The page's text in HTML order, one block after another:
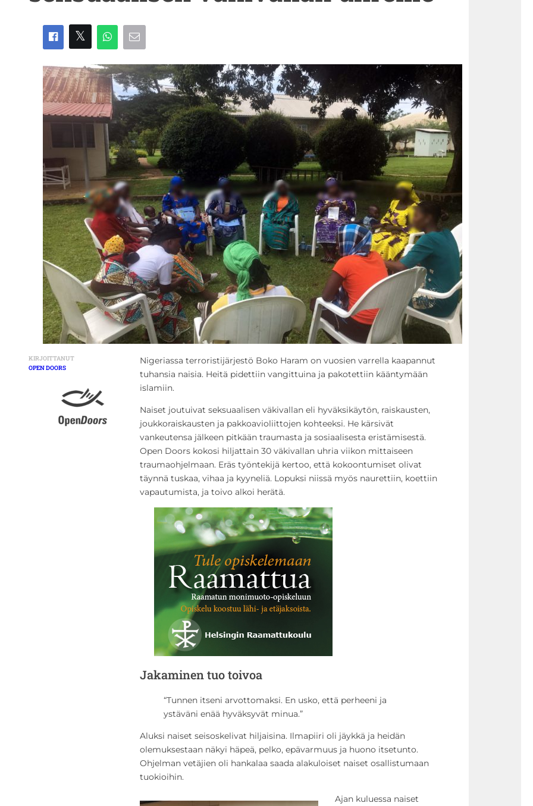
KIRJOITTANUT
OPEN DOORS
Nigeriassa terroristijärjestö Boko Haram on vuosien varrella kaapannut
tuhansia naisia. Heitä pidettiin vangittuina ja pakotettiin kääntymään
islamiin.
Naiset joutuivat seksuaalisen väkivallan eli hyväksikäytön, raiskausten,
joukkoraiskausten ja pakkoavioliittojen kohteeksi. He kärsivät
vankeutensa jälkeen pitkään traumasta ja sosiaalisesta eristämisestä.
Open Doors kokosi hiljattain 30 väkivallan uhria viikon mittaiseen
traumaohjelmaan. Eräs työntekijä kertoo, että kokoontumiset olivat
täynnä tuskaa, vihaa ja kyyneliä. Lopuksi niissä myös naurettiin, koettiin
vapautumista, ja toivo alkoi herätä.
Jakaminen tuo toivoa
“Tunnen itseni arvottomaksi. En usko, että perheeni ja
ystäväni enää hyväksyvät minua.”
Aluksi naiset seisoskelivat hiljaisina. Ilmapiiri oli jäykkä ja heidän
olemuksestaan näkyi häpeä, pelko, epävarmuus ja huono itsetunto.
Ohjelman vetäjien oli hankalaa saada alakuloiset naiset osallistumaan
tuokioihin.
Ajan kuluessa naiset